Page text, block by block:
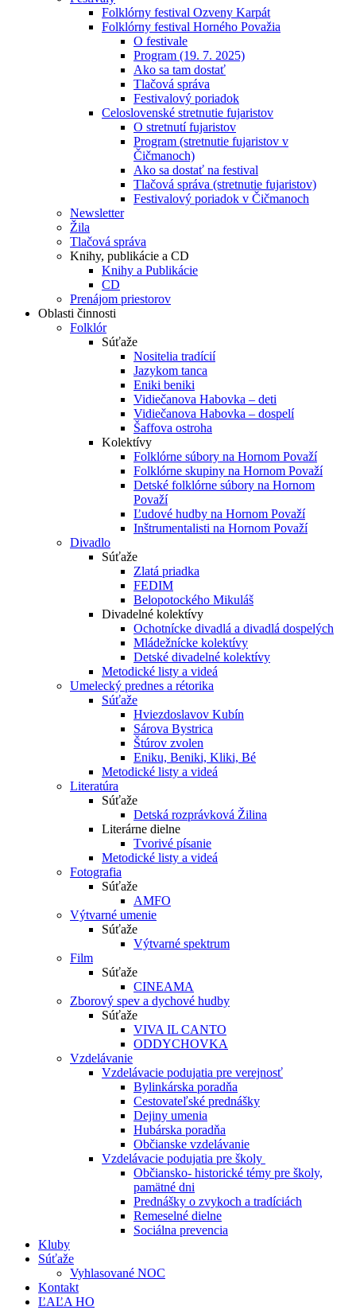
Folklórny festival Ozveny Karpát
Folklórny festival Horného Považia
O festivale
Program (19. 7. 2025)
Ako sa tam dostať
Tlačová správa
Festivalový poriadok
Celoslovenské stretnutie fujaristov
O stretnutí fujaristov
Program (stretnutie fujaristov v
Čičmanoch)
Ako sa dostať na festival
Tlačová správa (stretnutie fujaristov)
Festivalový poriadok v Čičmanoch
Newsletter
Žila
Tlačová správa
Knihy, publikácie a CD
Knihy a Publikácie
CD
Prenájom priestorov
Oblasti činnosti
Folklór
Súťaže
Nositelia tradícií
Jazykom tanca
Eniki beniki
Vidiečanova Habovka – deti
Vidiečanova Habovka – dospelí
Šaffova ostroha
Kolektívy
Folklórne súbory na Hornom Považí
Folklórne skupiny na Hornom Považí
Detské folklórne súbory na Hornom
Považí
Ľudové hudby na Hornom Považí
Inštrumentalisti na Hornom Považí
Divadlo
Súťaže
Zlatá priadka
FEDIM
Belopotockého Mikuláš
Divadelné kolektívy
Ochotnícke divadlá a divadlá dospelých
Mládežnícke kolektívy
Detské divadelné kolektívy
Metodické listy a videá
Umelecký prednes a rétorika
Súťaže
Hviezdoslavov Kubín
Sárova Bystrica
Štúrov zvolen
Eniku, Beniki, Kliki, Bé
Metodické listy a videá
Literatúra
Súťaže
Detská rozprávková Žilina
Literárne dielne
Tvorivé písanie
Metodické listy a videá
Fotografia
Súťaže
AMFO
Výtvarné umenie
Súťaže
Výtvarné spektrum
Film
Súťaže
CINEAMA
Zborový spev a dychové hudby
Súťaže
VIVA IL CANTO
ODDYCHOVKA
Vzdelávanie
Vzdelávacie podujatia pre verejnosť
Bylinkárska poradňa
Cestovateľské prednášky
Dejiny umenia
Hubárska poradňa
Občianske vzdelávanie
Vzdelávacie podujatia pre školy
Občiansko- historické témy pre školy,
pamätné dni
Prednášky o zvykoch a tradíciách
Remeselné dielne
Sociálna prevencia
Kluby
Súťaže
Vyhlasované NOC
Kontakt
ĽAĽA HO